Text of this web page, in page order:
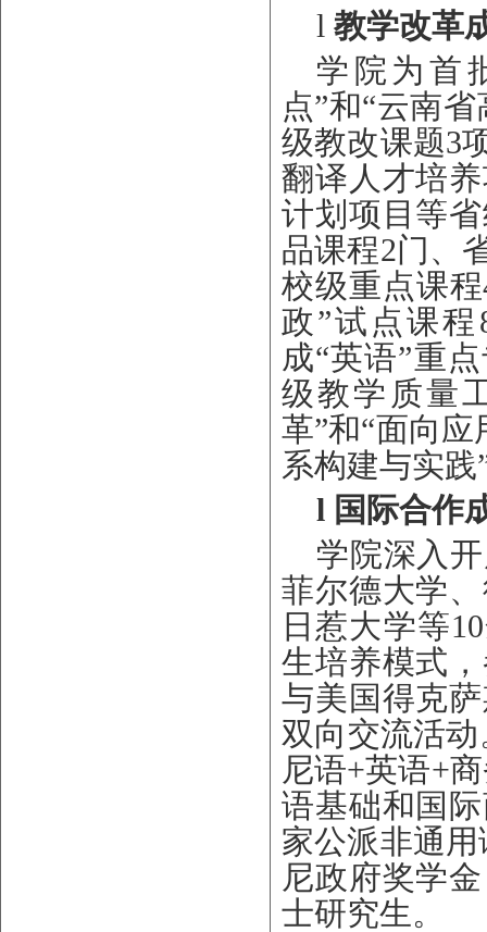
l 教学改革
学院为首
点”和“云南
级教改课题3
翻译人才培
计划项目等
品课程2门、
校级重点课程
政”试点课程
成“英语”重
级教学质量
革”和“面向应
系构建与实践
l 国际合作
学院深入
菲尔德大学
日惹大学等
生培养模式
与美国得克
双向交流活
尼语+英语+
语基础和国
家公派非通
尼政府奖学
士研究生。